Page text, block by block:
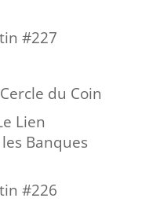
#227
du Coin
Lien
Banques
#226